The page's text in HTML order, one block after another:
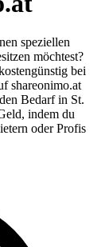
speziellen
möchtest?
bei
shareonimo.at
Bedarf in St.
indem du
oder Profis